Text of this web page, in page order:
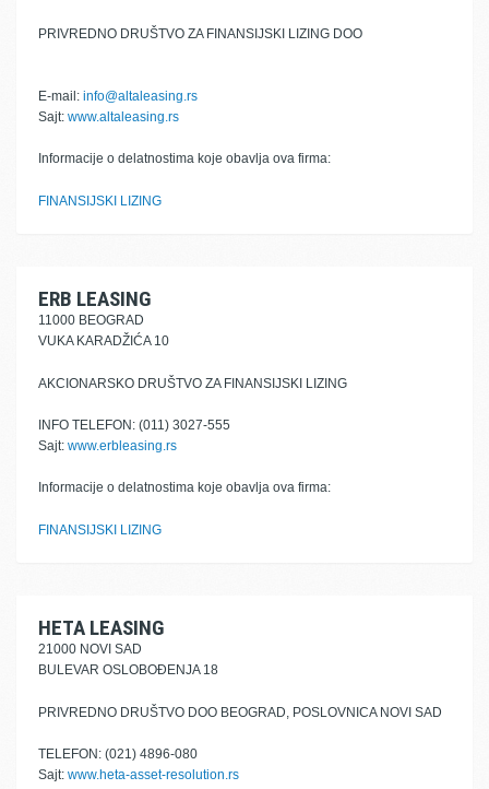
PRIVREDNO DRUŠTVO ZA FINANSIJSKI LIZING DOO
E-mail: info@altaleasing.rs
Sajt: www.altaleasing.rs
Informacije o delatnostima koje obavlja ova firma:
FINANSIJSKI LIZING
ERB LEASING
11000 BEOGRAD
VUKA KARADŽIĆA 10
AKCIONARSKO DRUŠTVO ZA FINANSIJSKI LIZING
INFO TELEFON: (011) 3027-555
Sajt: www.erbleasing.rs
Informacije o delatnostima koje obavlja ova firma:
FINANSIJSKI LIZING
HETA LEASING
21000 NOVI SAD
BULEVAR OSLOBOĐENJA 18
PRIVREDNO DRUŠTVO DOO BEOGRAD, POSLOVNICA NOVI SAD
TELEFON: (021) 4896-080
Sajt: www.heta-asset-resolution.rs